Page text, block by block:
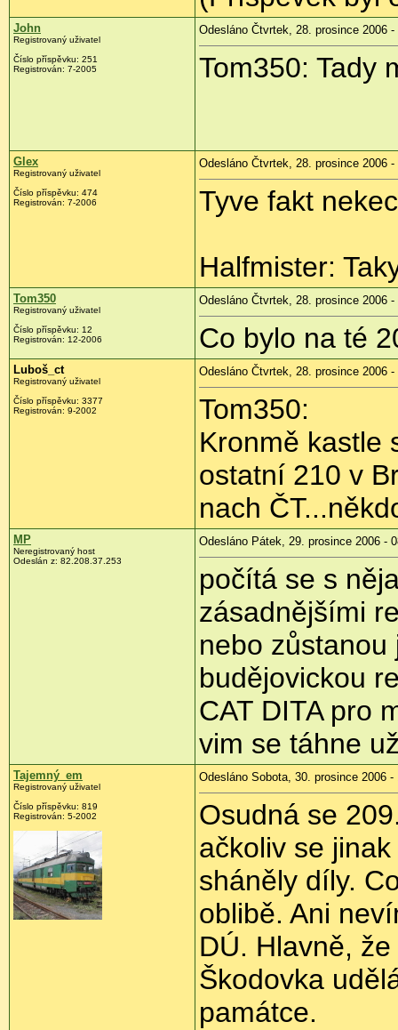
John
Registrovaný uživatel
Číslo příspěvku: 251
Registrován: 7-2005
Odesláno Čtvrtek, 28. prosince 2006 -
Tom350: Tady
Glex
Registrovaný uživatel
Číslo příspěvku: 474
Registrován: 7-2006
Odesláno Čtvrtek, 28. prosince 2006 -
Tyve fakt
Halfmister:
Tom350
Registrovaný uživatel
Číslo příspěvku: 12
Registrován: 12-2006
Odesláno Čtvrtek, 28. prosince 2006 -
Co bylo na té
Luboš_ct
Registrovaný uživatel
Číslo příspěvku: 3377
Registrován: 9-2002
Odesláno Čtvrtek, 28. prosince 2006 -
Tom350:
Kronmě kastle
ostatní 210 v
nach
MP
Neregistrovaný host
Odeslán z: 82.208.37.253
Odesláno Pátek, 29. prosince 2006 -
počítá se s
zásadnějšími
nebo
budějovickou
CAT DITA pro
vim se táhne
Tajemný_em
Registrovaný uživatel
Číslo příspěvku: 819
Registrován: 5-2002
Odesláno Sobota, 30. prosince 2006 -
Osudná se
ačkoliv se
sháněly díly.
oblibě. Ani
DÚ. Hlavně,
Škodovka
památce.